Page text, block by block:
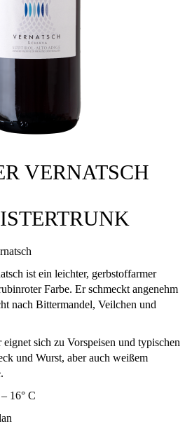
VERNATSCH
ist ein leichter, gerbstoffarmer
Farbe. Er schmeckt angenehm
nach Bittermandel, Veilchen und
eignet sich zu Vorspeisen und typischen
und Wurst, aber auch weißem
– 16° C